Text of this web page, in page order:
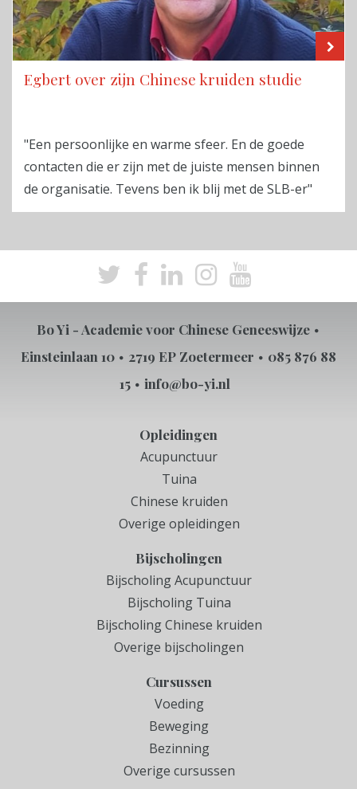
Egbert over zijn Chinese kruiden studie
"Een persoonlijke en warme sfeer. En de goede
contacten die er zijn met de juiste mensen binnen
de organisatie. Tevens ben ik blij met de SLB-er"
Bo Yi - Academie voor Chinese Geneeswijze
Einsteinlaan 10
2719 EP Zoetermeer
085 876 88
15
info@bo-yi.nl
Opleidingen
Acupunctuur
Tuina
Chinese kruiden
Overige opleidingen
Bijscholingen
Bijscholing Acupunctuur
Bijscholing Tuina
Bijscholing Chinese kruiden
Overige bijscholingen
Cursussen
Voeding
Beweging
Bezinning
Overige cursussen